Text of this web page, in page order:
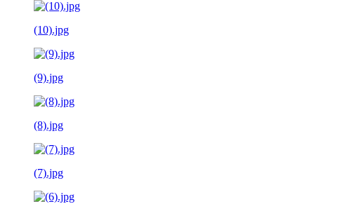
(10).jpg
(9).jpg
(8).jpg
(7).jpg